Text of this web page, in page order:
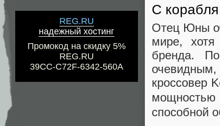
REG.RU
надежный хостинг
Промокод на скидку 5%
REG.RU
39CC-C72F-6342-560A
С
Отец Юны
мире,
бренда.
очевидным,
кроссовер
способной